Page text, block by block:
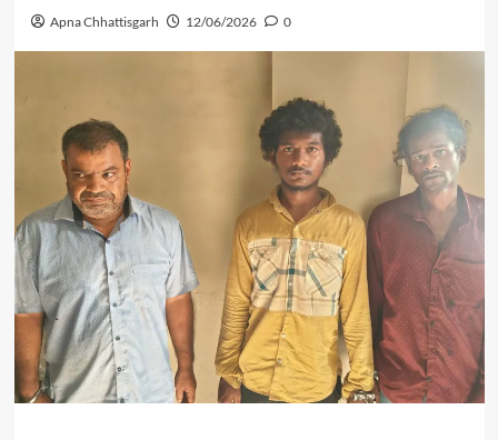
Apna Chhattisgarh 12/06/2026 0